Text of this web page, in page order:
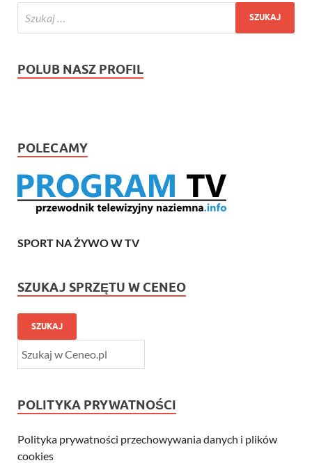
POLUB NASZ PROFIL
POLECAMY
SPORT NA ŻYWO W TV
SZUKAJ SPRZĘTU W CENEO
SZUKAJ
POLITYKA PRYWATNOŚCI
Polityka prywatności przechowywania danych i plików
cookies